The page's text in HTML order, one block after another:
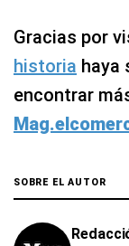
Gracias por
historia haya
encontrar
SOBRE EL AUTOR